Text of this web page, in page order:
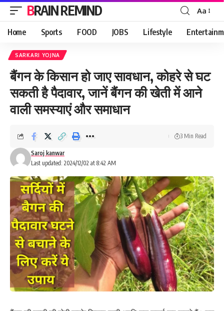
BRAIN REMIND
Font
Resizer
Aa
Home Sports FOOD JOBS Lifestyle
SARKARI YOJNA
बैंगन के किसान हो जाए सावधान, कोहरे से घट
सकती है पैदावार, जानें बैंगन की खेती में आने
वाली समस्याएं और समाधान
Last updated: 2024/12/02 at 8:42 AM
Saroj kanwar
3 Min Read